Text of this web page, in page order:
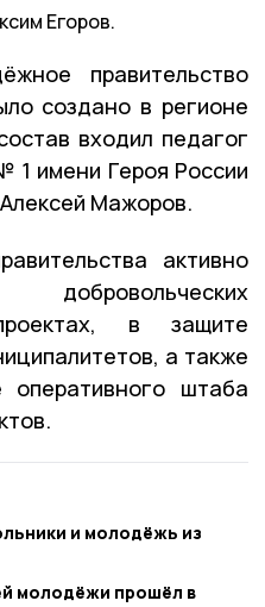
Егоров.
правительство
создано в регионе
входил педагог
1 имени Героя России
Мажоров.
активно
в защите
а также
оперативного штаба
и молодёжь из
молодёжи прошёл в